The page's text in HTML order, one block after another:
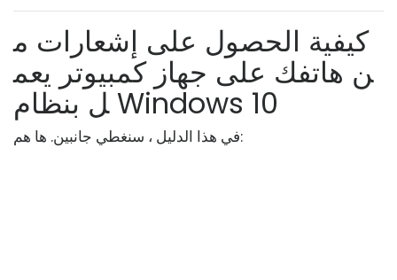
كيفية الحصول على إشعارات م
ن هاتفك على جهاز كمبيوتر يعم
ل بنظام Windows 10
في هذا الدليل ، سنغطي جانبين. ها هم: